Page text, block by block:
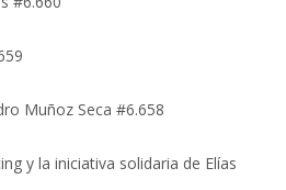
Muñoz Seca #6.658
y la iniciativa solidaria de Elías